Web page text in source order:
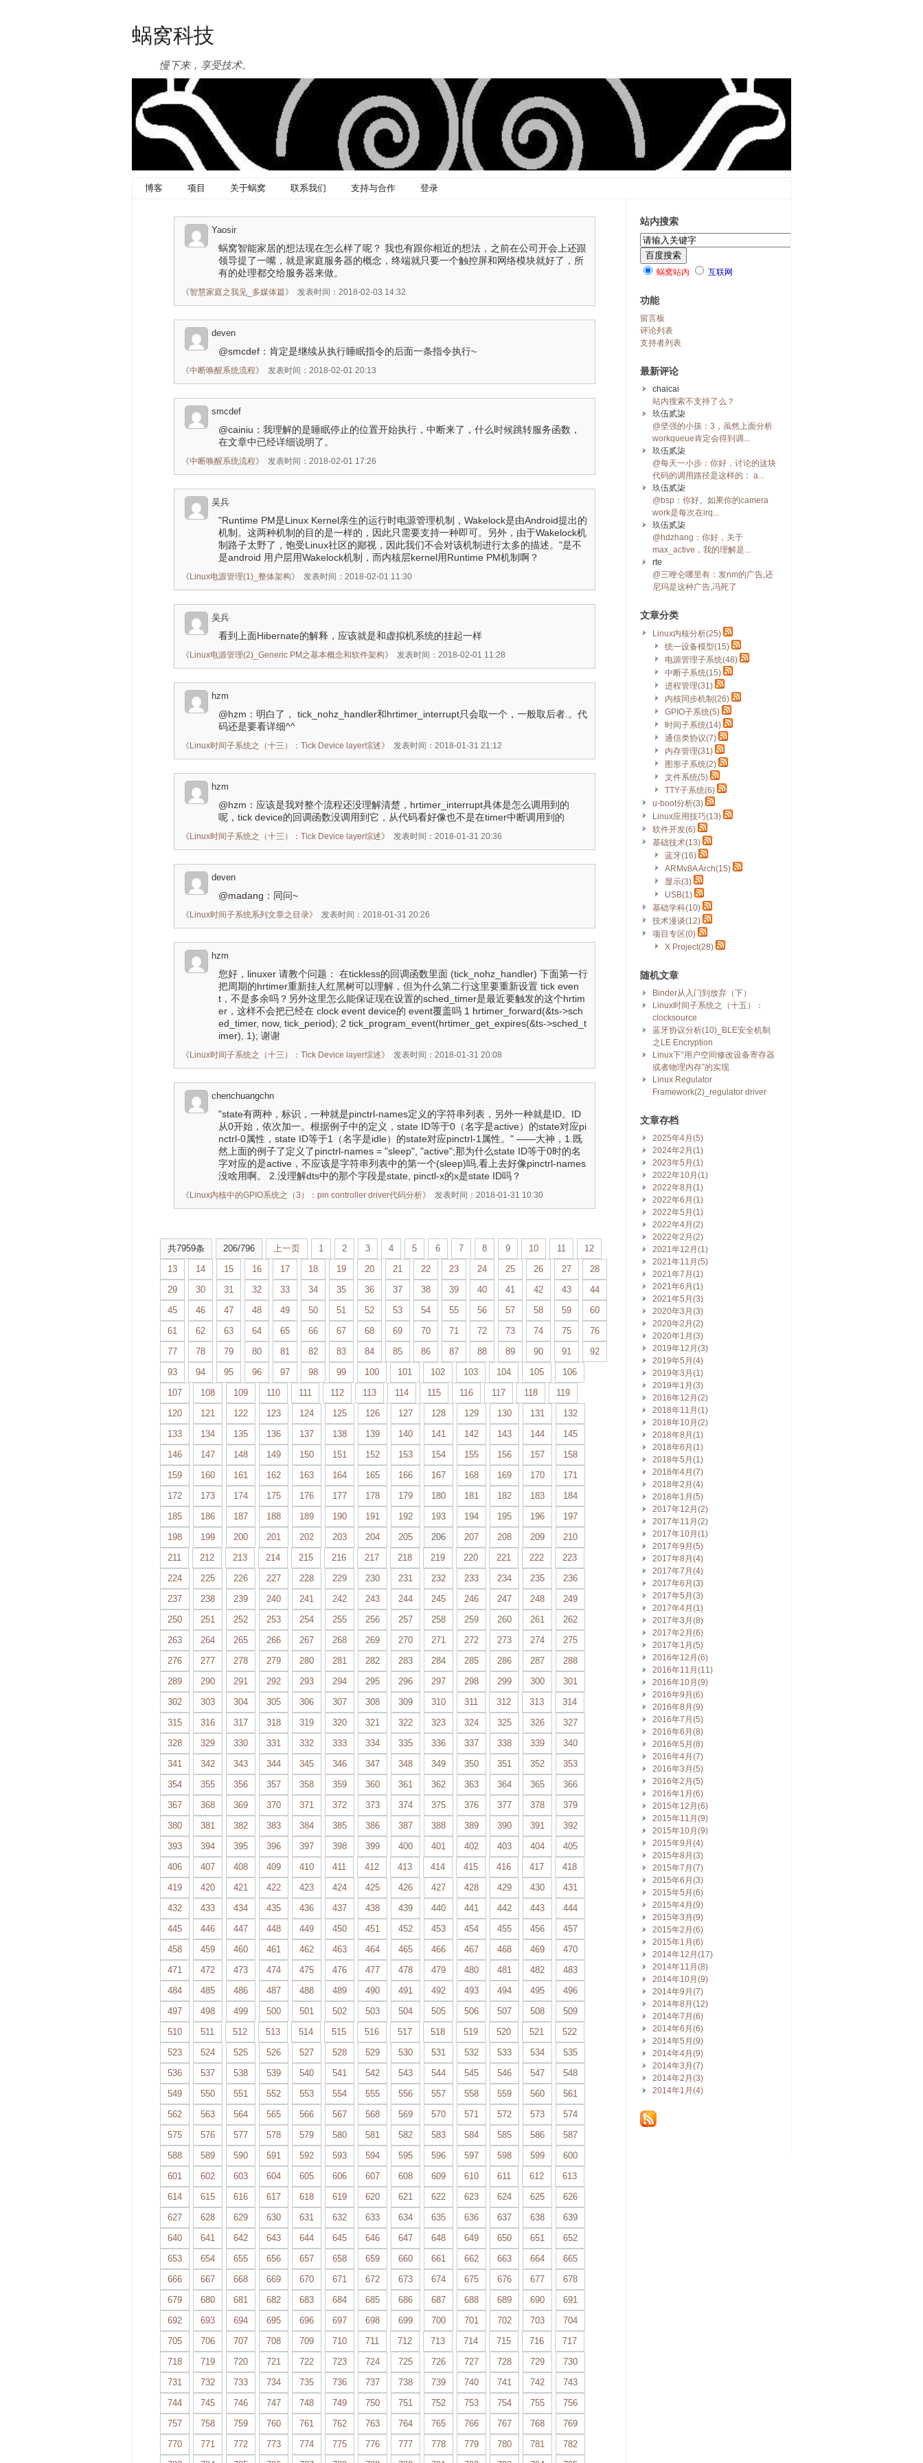
蜗窝科技
慢下来，享受技术。
博客 项目 关于蜗窝 联系我们 支持与合作 登录
Yaosir
蜗窝智能家居的想法现在怎么样了呢？ 我也有跟你相近的想法，之前在公司开会上还跟
领导提了一嘴，就是家庭服务器的概念，终端就只要一个触控屏和网络模块就好了，所
有的处理都交给服务器来做。
《智慧家庭之我见_多媒体篇》 发表时间：2018-02-03 14:32
deven
@smcdef：肯定是继续从执行睡眠指令的后面一条指令执行~
《中断唤醒系统流程》 发表时间：2018-02-01 20:13
smcdef
@cainiu：我理解的是睡眠停止的位置开始执行，中断来了，什么时候跳转服务函数，
在文章中已经详细说明了。
《中断唤醒系统流程》 发表时间：2018-02-01 17:26
吴兵
"Runtime PM是Linux Kernel亲生的运行时电源管理机制，Wakelock是由Android提出的
机制。这两种机制的目的是一样的，因此只需要支持一种即可。另外，由于Wakelock机
制路子太野了，饱受Linux社区的鄙视，因此我们不会对该机制进行太多的描述。"是不
是android 用户层用Wakelock机制，而内核层kernel用Runtime PM机制啊？
《 Linux电源管理(1)_整体架构》 发表时间：2018-02-01 11:30
吴兵
看到上面Hibernate的解释，应该就是和虚拟机系统的挂起一样
《 Linux电源管理(2)_Generic PM之基本概念和软件架构》 发表时间：2018-02-01 11:28
hzm
@hzm：明白了， tick_nohz_handler和hrtimer_interrupt只会取一个，一般取后者.。代
码还是要看详细^^
《 Linux时间子系统之（十三）：Tick Device layer综述》 发表时间：2018-01-31 21:12
hzm
@hzm：应该是我对整个流程还没理解清楚，hrtimer_interrupt具体是怎么调用到的
呢，tick device的回调函数没调用到它，从代码看好像也不是在timer中断调用到的
《 Linux时间子系统之（十三）：Tick Device layer综述》 发表时间：2018-01-31 20:36
deven
@madang：同问~
《 Linux时间子系统系列文章之目录》 发表时间：2018-01-31 20:26
hzm
您好，linuxer 请教个问题： 在tickless的回调函数里面 (tick_nohz_handler) 下面第一行
把周期的hrtimer重新挂人红黑树可以理解，但为什么第二行这里要重新设置 tick even
t，不是多余吗？另外这里怎么能保证现在设置的sched_timer是最近要触发的这个hrtim
er，这样不会把已经在 clock event device的 event覆盖吗 1 hrtimer_forward(&ts->sch
ed_timer, now, tick_period); 2 tick_program_event(hrtimer_get_expires(&ts->sched_t
imer), 1); 谢谢
《 Linux时间子系统之（十三）：Tick Device layer综述》 发表时间：2018-01-31 20:08
chenchuangchn
"state有两种，标识，一种就是pinctrl-names定义的字符串列表，另外一种就是ID。ID
从0开始，依次加一。根据例子中的定义，state ID等于0（名字是active）的state对应pi
nctrl-0属性，state ID等于1（名字是idle）的state对应pinctrl-1属性。" ——大神，1.既
然上面的例子了定义了pinctrl-names = "sleep", "active";那为什么state ID等于0时的名
字对应的是active，不应该是字符串列表中的第一个(sleep)吗,看上去好像pinctrl-names
没啥用啊。 2.没理解dts中的那个字段是state, pinctl-x的x是state ID吗？
《 Linux内核中的GPIO系统之（3）：pin controller driver代码分析》 发表时间：2018-01-31 10:30
共7959条 206/796 上一页 1 2 3 4 5 6 7 8 9 10 11
12
13
14 15 16 17 18 19 20 21 22 23 24 25 26 27
28
29
30 31 32 33 34 35 36 37 38 39 40 41 42 43
44
45
46 47 48 49 50 51 52 53 54 55 56 57 58 59
60
61
62 63 64 65 66 67 68 69 70 71 72 73 74 75
76
77
78 79 80 81 82 83 84 85 86 87 88 89 90 91
92
93
94 95 96 97 98 99 100 101 102 103 104 105
106
107
108 109 110 111 112 113 114 115 116 117 118
119
120
121 122 123 124 125 126 127 128 129 130 131
132
133
134 135 136 137 138 139 140 141 142 143 144
145
146
147 148 149 150 151 152 153 154 155 156 157
158
159
160 161 162 163 164 165 166 167 168 169 170
171
172
173 174 175 176 177 178 179 180 181 182 183
184
185
186 187 188 189 190 191 192 193 194 195 196
197
198
199 200 201 202 203 204 205 206 207 208 209
210
211
212 213 214 215 216 217 218 219 220 221 222
223
224
225 226 227 228 229 230 231 232 233 234 235
236
237
238 239 240 241 242 243 244 245 246 247 248
249
250
251 252 253 254 255 256 257 258 259 260 261
262
263
264 265 266 267 268 269 270 271 272 273 274
275
276
277 278 279 280 281 282 283 284 285 286 287
288
289
290 291 292 293 294 295 296 297 298 299 300
301
302
303 304 305 306 307 308 309 310 311 312 313
314
315
316 317 318 319 320 321 322 323 324 325 326
327
328
329 330 331 332 333 334 335 336 337 338 339
340
341
342 343 344 345 346 347 348 349 350 351 352
353
354
355 356 357 358 359 360 361 362 363 364 365
366
367
368 369 370 371 372 373 374 375 376 377 378
379
380
381 382 383 384 385 386 387 388 389 390 391
392
393
394 395 396 397 398 399 400 401 402 403 404
405
406
407 408 409 410 411 412 413 414 415 416 417
418
419
420 421 422 423 424 425 426 427 428 429 430
431
432
433 434 435 436 437 438 439 440 441 442 443
444
445
446 447 448 449 450 451 452 453 454 455 456
457
458
459 460 461 462 463 464 465 466 467 468 469
470
471
472 473 474 475 476 477 478 479 480 481 482
483
484
485 486 487 488 489 490 491 492 493 494 495
496
497
498 499 500 501 502 503 504 505 506 507 508
509
510
511 512 513 514 515 516 517 518 519 520 521
522
523
524 525 526 527 528 529 530 531 532 533 534
535
536
537 538 539 540 541 542 543 544 545 546 547
548
549
550 551 552 553 554 555 556 557 558 559 560
561
562
563 564 565 566 567 568 569 570 571 572 573
574
575
576 577 578 579 580 581 582 583 584 585 586
587
588
589 590 591 592 593 594 595 596 597 598 599
600
601
602 603 604 605 606 607 608 609 610 611 612
613
614
615 616 617 618 619 620 621 622 623 624 625
626
627
628 629 630 631 632 633 634 635 636 637 638
639
640
641 642 643 644 645 646 647 648 649 650 651
652
653
654 655 656 657 658 659 660 661 662 663 664
665
666
667 668 669 670 671 672 673 674 675 676 677
678
679
680 681 682 683 684 685 686 687 688 689 690
691
692
693 694 695 696 697 698 699 700 701 702 703
704
705
706 707 708 709 710 711 712 713 714 715 716
717
718
719 720 721 722 723 724 725 726 727 728 729
730
731
732 733 734 735 736 737 738 739 740 741 742
743
744
745 746 747 748 749 750 751 752 753 754 755
756
757
758 759 760 761 762 763 764 765 766 767 768
769
770
771 772 773 774 775 776 777 778 779 780 781
782
站内搜索
蜗窝站内 互联网
功能
留言板
评论列表
支持者列表
最新评论
chaicai
站内搜索不支持了么？
玖伍贰柒
@坚强的小孩：3，虽然上面分析
workqueue肯定会得到调...
玖伍贰柒
@每天一小步：你好，讨论的这块
代码的调用路径是这样的： a...
玖伍贰柒
@bsp：你好。如果你的camera
work是每次在irq...
玖伍贰柒
@hdzhang：你好，关于
max_active，我的理解是...
rte
@三唑仑哪里有：发nm的广告,还
尼玛是这种广告,冯死了
文章分类
Linux内核分析(25)
统一设备模型(15)
电源管理子系统(48)
中断子系统(15)
进程管理(31)
内核同步机制(26)
GPIO子系统(5)
时间子系统(14)
通信类协议(7)
内存管理(31)
图形子系统(2)
文件系统(5)
TTY子系统(6)
u-boot分析(3)
Linux应用技巧(13)
软件开发(6)
基础技术(13)
蓝牙(16)
ARMv8A Arch(15)
显示(3)
USB(1)
基础学科(10)
技术漫谈(12)
项目专区(0)
X Project(28)
随机文章
Binder从入门到放弃（下）
Linux时间子系统之（十五）：
clocksource
蓝牙协议分析(10)_BLE安全机制
之LE Encryption
Linux下“用户空间修改设备寄存器
或者物理内存”的实现
Linux Regulator
Framework(2)_regulator driver
文章存档
2025年4月(5)
2024年2月(1)
2023年5月(1)
2022年10月(1)
2022年8月(1)
2022年6月(1)
2022年5月(1)
2022年4月(2)
2022年2月(2)
2021年12月(1)
2021年11月(5)
2021年7月(1)
2021年6月(1)
2021年5月(3)
2020年3月(3)
2020年2月(2)
2020年1月(3)
2019年12月(3)
2019年5月(4)
2019年3月(1)
2019年1月(3)
2018年12月(2)
2018年11月(1)
2018年10月(2)
2018年8月(1)
2018年6月(1)
2018年5月(1)
2018年4月(7)
2018年2月(4)
2018年1月(5)
2017年12月(2)
2017年11月(2)
2017年10月(1)
2017年9月(5)
2017年8月(4)
2017年7月(4)
2017年6月(3)
2017年5月(3)
2017年4月(1)
2017年3月(8)
2017年2月(6)
2017年1月(5)
2016年12月(6)
2016年11月(11)
2016年10月(9)
2016年9月(6)
2016年8月(9)
2016年7月(5)
2016年6月(8)
2016年5月(8)
2016年4月(7)
2016年3月(5)
2016年2月(5)
2016年1月(6)
2015年12月(6)
2015年11月(9)
2015年10月(9)
2015年9月(4)
2015年8月(3)
2015年7月(7)
2015年6月(3)
2015年5月(6)
2015年4月(9)
2015年3月(9)
2015年2月(6)
2015年1月(6)
2014年12月(17)
2014年11月(8)
2014年10月(9)
2014年9月(7)
2014年8月(12)
2014年7月(6)
2014年6月(6)
2014年5月(9)
2014年4月(9)
2014年3月(7)
2014年2月(3)
2014年1月(4)